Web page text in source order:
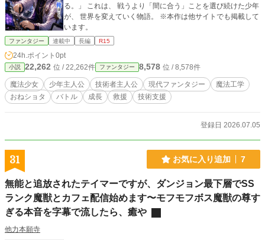
る。」 これは、 戦うより「間に合う」ことを選び続けた少年
が、 世界を変えていく物語。 ※本作は他サイトでも掲載して
います。
ファンタジー 連載中 長編 R15
24h.ポイント 0pt
小説 22,262 位 / 22,262件 ファンタジー 8,578 位 / 8,578件
魔法少女 少年主人公 技術者主人公 現代ファンタジー
魔法工学
おねショタ
バトル 成長 救援 技術支援
登録日 2026.07.05
31 お気に入り追加 7
無能と追放されたテイマーですが、ダンジョン最下層でSS
ランク魔獣とカフェ配信始めます〜モフモフボス魔獣の尊す
ぎる本音を字幕で流したら、癒や
他力本願寺